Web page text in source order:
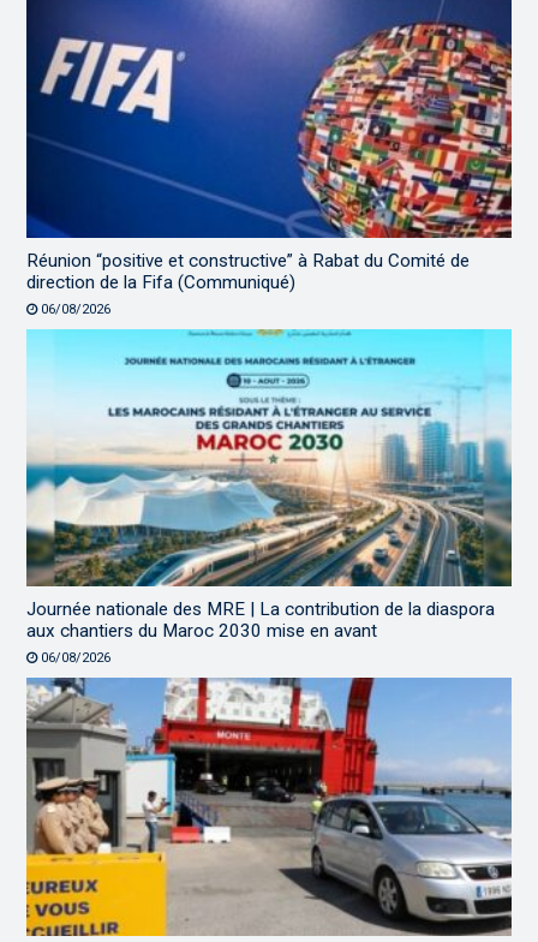
Réunion “positive et constructive” à Rabat du Comité de
direction de la Fifa (Communiqué)
06/08/2026
Journée nationale des MRE | La contribution de la diaspora
aux chantiers du Maroc 2030 mise en avant
06/08/2026